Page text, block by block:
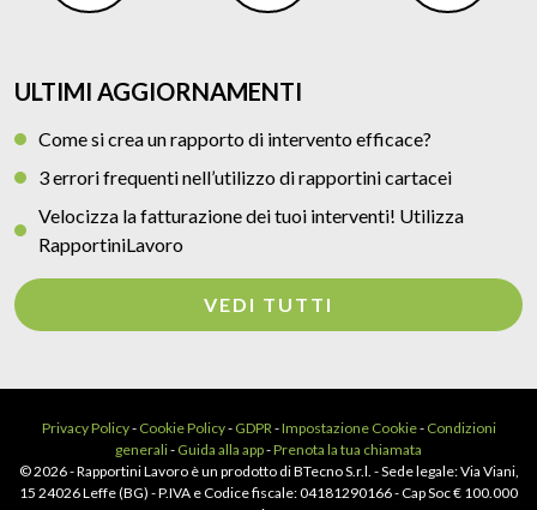
ULTIMI AGGIORNAMENTI
Come si crea un rapporto di intervento efficace?
3 errori frequenti nell’utilizzo di rapportini cartacei
Velocizza la fatturazione dei tuoi interventi! Utilizza
RapportiniLavoro
VEDI TUTTI
Privacy Policy- Cookie Policy- GDPR -Impostazione Cookie- Condizioni
generali- Guida alla app-Prenota la tua chiamata
© 2026 - Rapportini Lavoro è un prodotto di BTecno S.r.l. - Sede legale: Via Viani,
15 24026 Leffe (BG) - P.IVA e Codice fiscale: 04181290166 - Cap Soc € 100.000